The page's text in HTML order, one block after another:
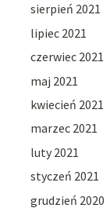
sierpień 2021
lipiec 2021
czerwiec 2021
maj 2021
kwiecień 2021
marzec 2021
luty 2021
styczeń 2021
grudzień 2020